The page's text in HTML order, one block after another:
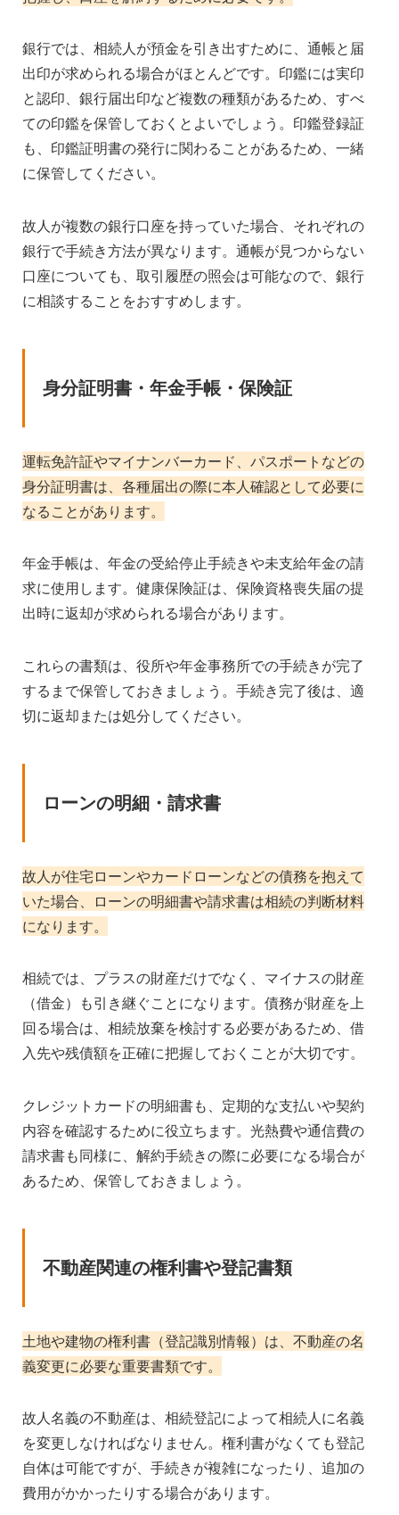
銀行では、相続人が預金を引き出すために、通帳と届
出印が求められる場合がほとんどです。印鑑には実印
と認印、銀行届出印など複数の種類があるため、すべ
ての印鑑を保管しておくとよいでしょう。印鑑登録証
も、印鑑証明書の発行に関わることがあるため、一緒
に保管してください。
故人が複数の銀行口座を持っていた場合、それぞれの
銀行で手続き方法が異なります。通帳が見つからない
口座についても、取引履歴の照会は可能なので、銀行
に相談することをおすすめします。
身分証明書・年金手帳・保険証
運転免許証やマイナンバーカード、パスポートなどの
身分証明書は、各種届出の際に本人確認として必要に
なることがあります。
年金手帳は、年金の受給停止手続きや未支給年金の請
求に使用します。健康保険証は、保険資格喪失届の提
出時に返却が求められる場合があります。
これらの書類は、役所や年金事務所での手続きが完了
するまで保管しておきましょう。手続き完了後は、適
切に返却または処分してください。
ローンの明細・請求書
故人が住宅ローンやカードローンなどの債務を抱えて
いた場合、ローンの明細書や請求書は相続の判断材料
になります。
相続では、プラスの財産だけでなく、マイナスの財産
（借金）も引き継ぐことになります。債務が財産を上
回る場合は、相続放棄を検討する必要があるため、借
入先や残債額を正確に把握しておくことが大切です。
クレジットカードの明細書も、定期的な支払いや契約
内容を確認するために役立ちます。光熱費や通信費の
請求書も同様に、解約手続きの際に必要になる場合が
あるため、保管しておきましょう。
不動産関連の権利書や登記書類
土地や建物の権利書（登記識別情報）は、不動産の名
義変更に必要な重要書類です。
故人名義の不動産は、相続登記によって相続人に名義
を変更しなければなりません。権利書がなくても登記
自体は可能ですが、手続きが複雑になったり、追加の
費用がかかったりする場合があります。